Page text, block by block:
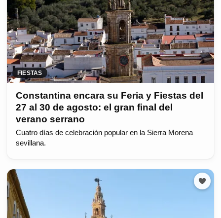
FIESTAS
Constantina encara su Feria y Fiestas del
27 al 30 de agosto: el gran final del
verano serrano
Cuatro días de celebración popular en la Sierra Morena
sevillana.